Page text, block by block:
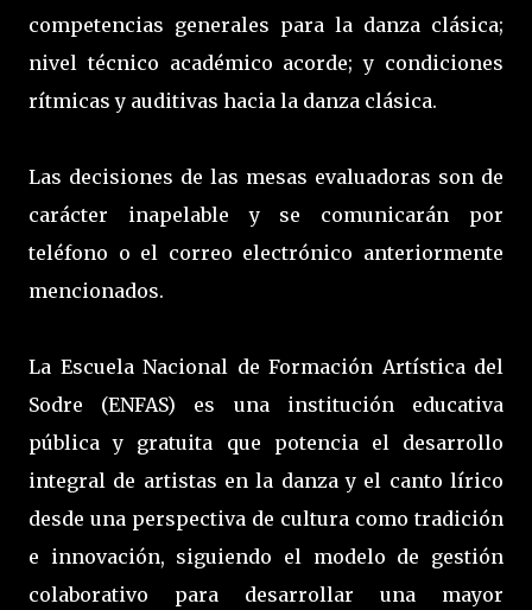
competencias generales para la danza clásica;
nivel técnico académico acorde; y condiciones
rítmicas y auditivas hacia la danza clásica.
Las decisiones de las mesas evaluadoras son de
carácter inapelable y se comunicarán por
teléfono o el correo electrónico anteriormente
mencionados.
La Escuela Nacional de Formación Artística del
Sodre (ENFAS) es una institución educativa
pública y gratuita que potencia el desarrollo
integral de artistas en la danza y el canto lírico
desde una perspectiva de cultura como tradición
e innovación, siguiendo el modelo de gestión
colaborativo para desarrollar una mayor